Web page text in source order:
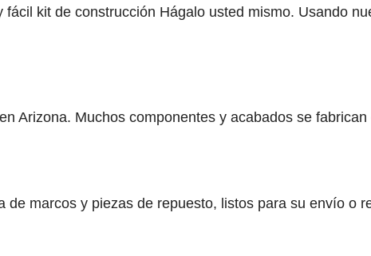
kit de construcción Hágalo usted mismo. Usando
Arizona. Muchos componentes y acabados se fabrican
de marcos y piezas de repuesto, listos para su envío o